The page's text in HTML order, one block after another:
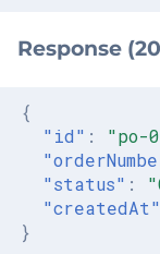
Response
{
"id" : "po-
"status" :
"createdAt"
}